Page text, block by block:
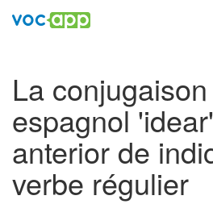
La
espagnol
anterior de
verbe régulier